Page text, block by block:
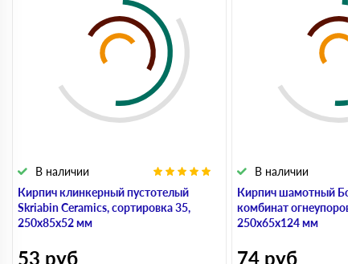
Кирпич клинкерный пустотелый
Skriabin Ceramics, сортировка 35,
250х85х52 мм
В наличии
53 руб
Кирпич шамотный
комбинат огнеупоров
250х65х124 мм
В наличии
74 руб